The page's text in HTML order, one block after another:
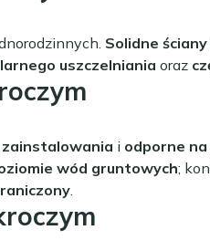
Solidne
uszczelniania oraz
zainstalowania i odporne na
wód gruntowych;